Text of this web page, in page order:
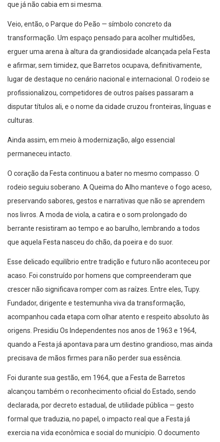
que já não cabia em si mesma.
Veio, então, o Parque do Peão — símbolo concreto da
transformação. Um espaço pensado para acolher multidões,
erguer uma arena à altura da grandiosidade alcançada pela Festa
e afirmar, sem timidez, que Barretos ocupava, definitivamente,
lugar de destaque no cenário nacional e internacional. O rodeio se
profissionalizou, competidores de outros países passaram a
disputar títulos ali, e o nome da cidade cruzou fronteiras, línguas e
culturas.
Ainda assim, em meio à modernização, algo essencial
permaneceu intacto.
O coração da Festa continuou a bater no mesmo compasso. O
rodeio seguiu soberano. A Queima do Alho manteve o fogo aceso,
preservando sabores, gestos e narrativas que não se aprendem
nos livros. A moda de viola, a catira e o som prolongado do
berrante resistiram ao tempo e ao barulho, lembrando a todos
que aquela Festa nasceu do chão, da poeira e do suor.
Esse delicado equilíbrio entre tradição e futuro não aconteceu por
acaso. Foi construído por homens que compreenderam que
crescer não significava romper com as raízes. Entre eles, Tupy.
Fundador, dirigente e testemunha viva da transformação,
acompanhou cada etapa com olhar atento e respeito absoluto às
origens. Presidiu Os Independentes nos anos de 1963 e 1964,
quando a Festa já apontava para um destino grandioso, mas ainda
precisava de mãos firmes para não perder sua essência.
Foi durante sua gestão, em 1964, que a Festa de Barretos
alcançou também o reconhecimento oficial do Estado, sendo
declarada, por decreto estadual, de utilidade pública — gesto
formal que traduzia, no papel, o impacto real que a Festa já
exercia na vida econômica e social do município. O documento